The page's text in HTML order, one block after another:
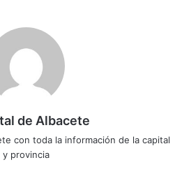
de Albacete
con toda la información de la capital
y provincia